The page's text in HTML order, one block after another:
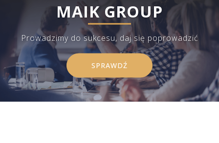
MAIK GROUP
Prowadzimy do sukcesu, daj się poprowadzić
SPRAWDŹ